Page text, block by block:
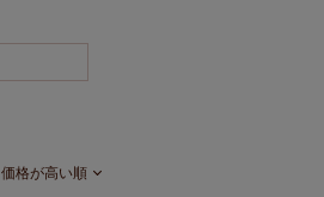
価格が高い順